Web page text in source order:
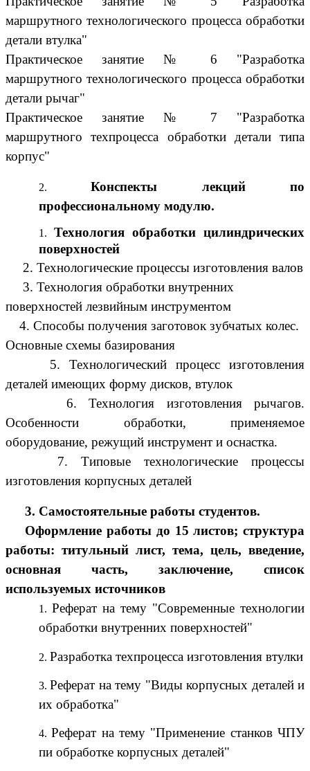
маршрутного технологического процесса обработки
детали втулка"
Практическое занятие № 6 "Разработка
маршрутного технологического процесса обработки
детали рычаг"
Практическое занятие № 7 "Разработка
маршрутного техпроцесса обработки детали типа
корпус"
Конспекты лекций по
профессиональному модулю.
Технология обработки цилиндрических
поверхностей
2. Технологические процессы изготовления валов
3. Технология обработки внутренних
поверхностей лезвийным инструментом
4. Способы получения заготовок зубчатых колес.
Основные схемы базирования
5. Технологический процесс изготовления
деталей имеющих форму дисков, втулок
6. Технология изготовления рычагов.
Особенности обработки, применяемое
оборудование, режущий инструмент и оснастка.
7. Типовые технологические процессы
изготовления корпусных деталей
3. Самостоятельные работы студентов.
Оформление работы до 15 листов; структура
работы: титульный лист, тема, цель, введение,
основная часть, заключение, список
используемых источников
Реферат на тему "Современные технологии
обработки внутренних поверхностей"
Разработка техпроцесса изготовления втулки
Реферат на тему "Виды корпусных деталей и
их обработка"
Реферат на тему "Применение станков ЧПУ
пи обработке корпусных деталей"